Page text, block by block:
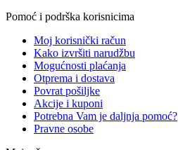
Pomoć i podrška korisnicima
Moj korisnički račun
Kako izvršiti narudžbu
Mogućnosti plaćanja
Otprema i dostava
Povrat pošiljke
Akcije i kuponi
Potrebna Vam je daljnja pomoć?
Pravne osobe